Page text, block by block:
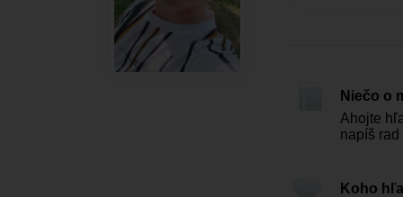
Niečo o
Ahojte
napíš
Koho